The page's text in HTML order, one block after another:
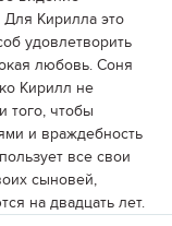
Кирилла это
удовлетворить
любовь. Соня
Кирилл не
того, чтобы
и враждебность
все свои
сыновей,
на двадцать лет.